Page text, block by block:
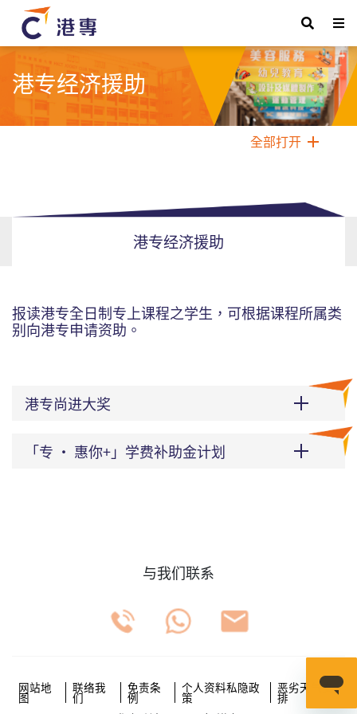
港专经济援助
全部打开
港专经济援助
报读港专全日制专上课程之学生，可根据课程所属类
别向港专申请资助。
港专尚进大奖
「专 ‧ 惠你+」学费补助金计划
与我们联系
网站地
图
联络我
们
免责条
例
个人资料私隐政
策
恶劣天气安
排